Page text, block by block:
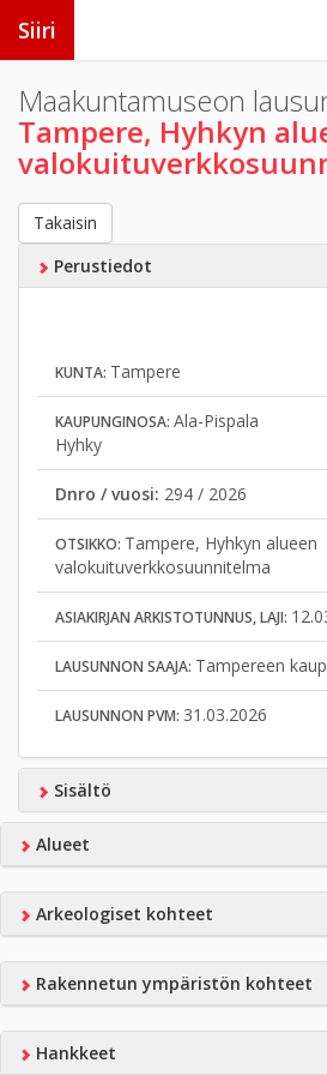
Siiri
Maakuntamuseon
Tampere, Hyhkyn
Takaisin
Perustiedot
KUNTA: Tampere
KAUPUNGINOSA: Ala-Pispala
Hyhky
Dnro / vuosi: 294 / 2026
OTSIKKO: Tampere, Hyhkyn alueen
valokuituverkkosuunnitelma
ASIAKIRJAN ARKISTOTUNNUS, LAJI:
LAUSUNNON SAAJA: Tampereen
LAUSUNNON PVM: 31.03.2026
Sisältö
Alueet
Arkeologiset kohteet
Rakennetun ympäristön kohteet
Hankkeet